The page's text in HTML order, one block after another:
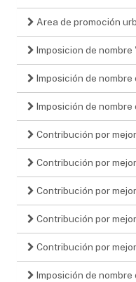
Area de promoción
Imposicion de nombre
Imposición de nombre
Imposición de nombre
Contribución por
Contribución por
Contribución por
Contribución por
Contribución por
Imposición de